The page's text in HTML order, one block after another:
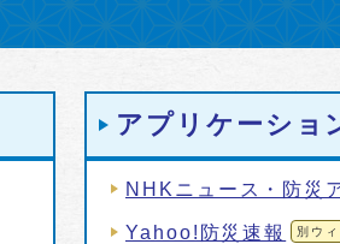
アプリケーショ
NHKニュース・防災
Yahoo!防災速報 別ウ